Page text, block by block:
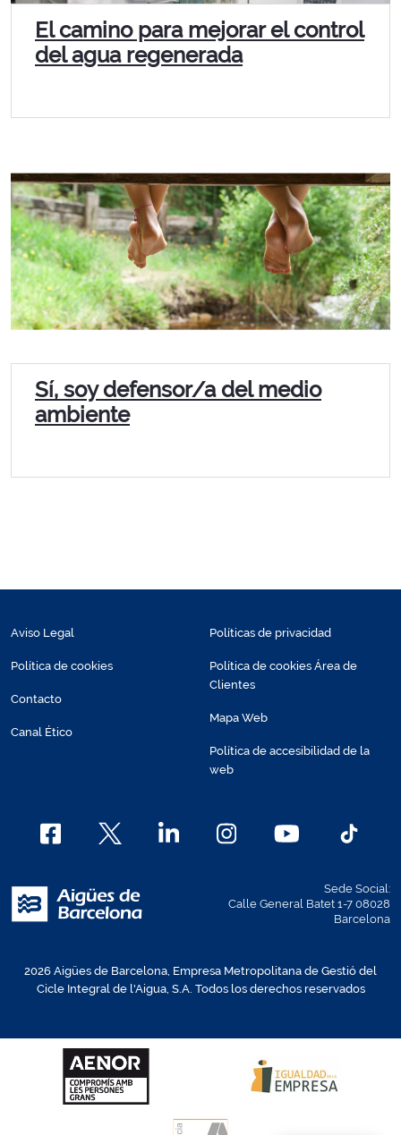
El camino para mejorar el control
del agua regenerada
Sí, soy defensor/a del medio
ambiente
Aviso Legal
Política de cookies
Contacto
Canal Ético
Políticas de privacidad
Política de cookies Área de
Clientes
Mapa Web
Política de accesibilidad de la
web
Sede Social:
Calle General Batet 1-7 08028
Barcelona
2026 Aigües de Barcelona, Empresa Metropolitana de Gestió del
Cicle Integral de l'Aigua, S.A. Todos los derechos reservados